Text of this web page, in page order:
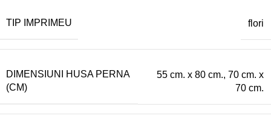
TIP IMPRIMEU flori
DIMENSIUNI HUSA PERNA
(CM)
55 cm. x 80 cm., 70 cm. x
70 cm.